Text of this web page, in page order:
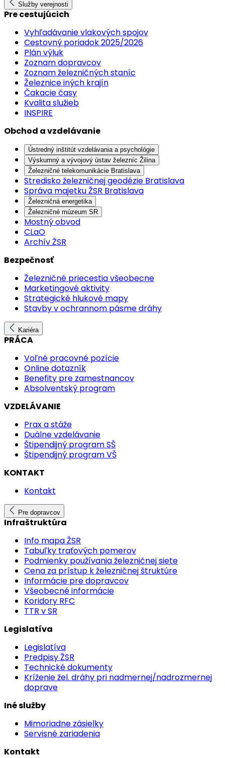
Služby verejnosti
Pre cestujúcich
Vyhľadávanie vlakových spojov
Cestovný poriadok 2025/2026
Plán výluk
Zoznam dopravcov
Zoznam železničných staníc
Železnice iných krajín
Čakacie časy
Kvalita služieb
INSPIRE
Obchod a vzdelávanie
Ústredný inštitút vzdelávania a psychológie
Výskumný a vývojový ústav železníc Žilina
Železničné telekomunikácie Bratislava
Stredisko železničnej geodézie Bratislava
Správa majetku ŽSR Bratislava
Železničná energetika
Železničné múzeum SR
Mostný obvod
CLaO
Archív ŽSR
Bezpečnosť
Železničné priecestia všeobecne
Marketingové aktivity
Strategické hlukové mapy
Stavby v ochrannom pásme dráhy
Kariéra
PRÁCA
Voľné pracovné pozície
Online dotazník
Benefity pre zamestnancov
Absolventský program
VZDELÁVANIE
Prax a stáže
Duálne vzdelávanie
Štipendijný program SŠ
Štipendijný program VŠ
KONTAKT
Kontakt
Pre dopravcov
Infraštruktúra
Info mapa ŽSR
Tabuľky traťových pomerov
Podmienky používania železničnej siete
Cena za prístup k železničnej štruktúre
Informácie pre dopravcov
Všeobecné informácie
Koridory RFC
TTR v SR
Legislatíva
Legislatíva
Predpisy ŽSR
Technické dokumenty
Kríženie žel. dráhy pri nadmernej/nadrozmernej
doprave
Iné služby
Mimoriadne zásielky
Servisné zariadenia
Kontakt